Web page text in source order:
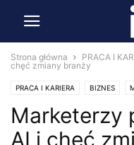
Strona główna PRACA I
chęć zmiany branży
PRACA I KARIERA BIZNES
Marketerzy
AI i chęć